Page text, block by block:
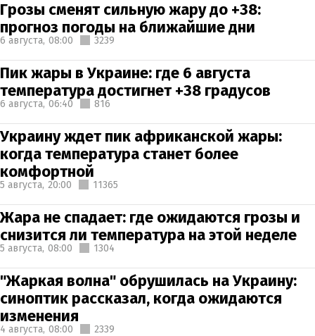
Грозы сменят сильную жару до +38:
прогноз погоды на ближайшие дни
6 августа, 08:00 3239
Пик жары в Украине: где 6 августа
температура достигнет +38 градусов
6 августа, 06:40 816
Украину ждет пик африканской жары:
когда температура станет более
комфортной
5 августа, 20:00 11365
Жара не спадает: где ожидаются грозы и
снизится ли температура на этой неделе
5 августа, 08:00 1304
"Жаркая волна" обрушилась на Украину:
синоптик рассказал, когда ожидаются
изменения
4 августа, 08:00 2339